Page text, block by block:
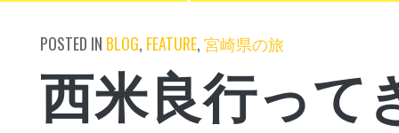
POSTED IN BLOG, FEATURE,宮崎県の旅
西米良行って